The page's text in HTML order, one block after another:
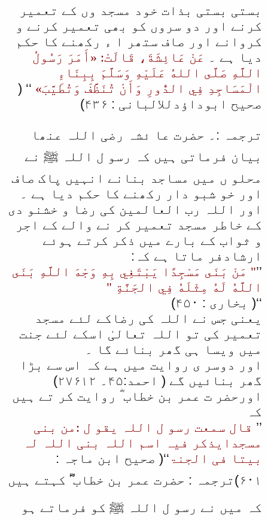
بستی بستی بذات خود مسجد وں کے تعمیر
کرنے اور دو سروں کو بھی تعمیر کرنے و
کروانے اور صاف ستھر ا ء رکھنے کا حکم
دیا ہے ۔ عَنْ عَائِشَةَ، قَالَتْ: «أَمَرَ رَسُولُ
اللَّهِ صَلَّى اللهُ عَلَيْهِ وَسَلَّمَ بِبِنَاءِ
الْمَسَاجِدِ فِي الدُّورِ وَأَنْ تُنَظَّفَ وَتُطَيَّبَ» ‘‘ (
صحیح ابوداؤدللالبانی : ۴۳۶)
ترجمہ :۔ حضرت عا ئشہ رضی اللہ عنھا
بیان فرماتی ہیں کہ رسو ل اللہ ﷺ نے
محلو ں میں مساجد بنانے انہیں پاک صاف
اور خو شبو دار رکھنے کا حکم دیا ہے ۔
اور اللہ رب العالمین کی رضا و خشنو دی
کے خاطر مسجد تعمیر کر نے والے کے اجر
و ثواب کے بارے میں ذکر کرتے ہوئے
ارشادفر ماتا ہے کہ:
’’" مَنْ بَنَى مَسْجِدًا يَبْتَغِي بِهِ وَجْهَ اللَّهِ بَنَى
اللَّهُ لَهُ مِثْلَهُ فِي الجَنَّةِ "
‘‘( بخاری : ۴۵۰)
یعنی جس نے اللہ کی رضاکے لئے مسجد
تعمیر کی تو اللہ تعالیٰ اسکے لئے جنت
میں ویسا ہی گھر بنائے گا ۔
اور دوسر ی روایت میں ہے کہ اس سے بڑا
گھر بنائیں گے ( احمد:۴۵۔ ۲۷۶۱۲)
اورحضر ت عمر بن خطاب ؓ روایت کر تے ہیں
کہ
’’ قال سمعت رسو ل اللہ یقو ل :من بنی
مسجدایذکر فیہ اسم اللہ بنی اللہ لہ
بیتا فی الجنۃ ‘‘( صحیح ابن ماجہ :
۶۰۱)ترجمہ : حضرت عمر بن خطاب ؓ کہتے ہیں
کہ میں نے رسو ل اللہ ﷺ کو فرماتے ہو